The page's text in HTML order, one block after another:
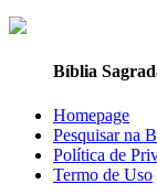
Bíblia
Homepage
Pesquisar na
Política de
Termo de Uso